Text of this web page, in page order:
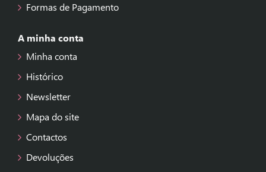
Formas de Pagamento
A minha conta
Minha conta
Histórico
Newsletter
Mapa do site
Contactos
Devoluções